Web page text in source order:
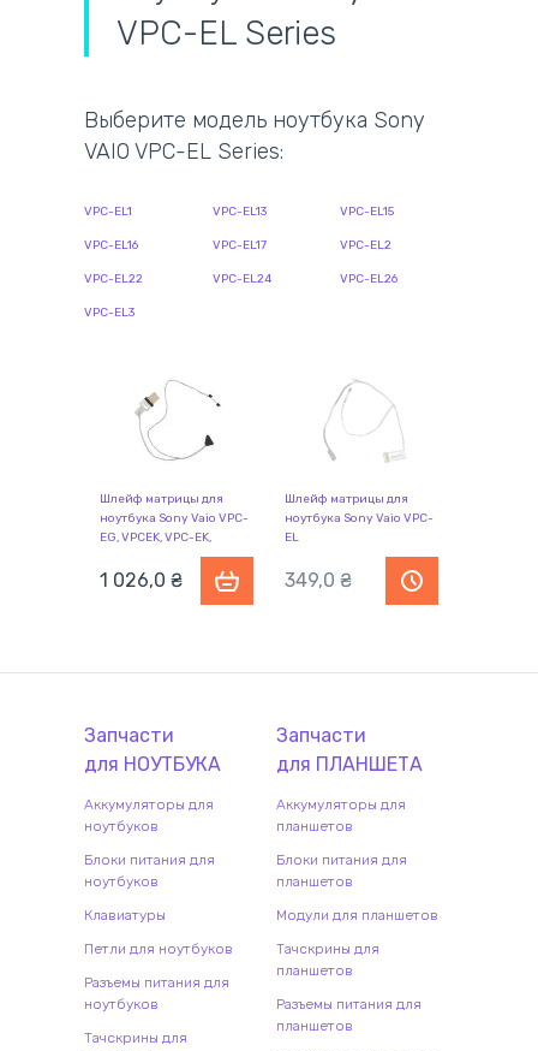
VPC-EL Series
Выберите модель ноутбука Sony
VAIO VPC-EL Series:
VPC-EL1 VPC-EL13 VPC-EL15
VPC-EL16 VPC-EL17 VPC-EL2
VPC-EL22 VPC-EL24 VPC-EL26
VPC-EL3
Шлейф матрицы для
ноутбука Sony Vaio VPC-
EG, VPCEK, VPC-EK,
VPCEC, VPC-EC, VPCEL,
VPC-EL
1 026,0 ₴
Шлейф матрицы для
ноутбука Sony Vaio VPC-
EL
349,0 ₴
Запчасти
для НОУТБУКА
Аккумуляторы для
ноутбуков
Блоки питания для
ноутбуков
Клавиатуры
Петли для ноутбуков
Разъемы питания для
ноутбуков
Тачскрины для
Запчасти
для ПЛАНШЕТА
Аккумуляторы для
планшетов
Блоки питания для
планшетов
Модули для планшетов
Тачскрины для
планшетов
Разъемы питания для
планшетов